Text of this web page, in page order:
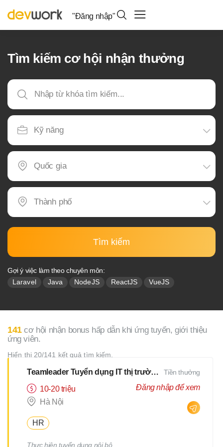
"Đăng nhập"
Tìm kiếm cơ hội nhận thưởng
Tìm kiếm
Gợi ý việc làm theo chuyên môn:
Laravel Java NodeJS ReactJS VueJS
141cơ hội nhận bonus hấp dẫn khi ứng tuyển, giới thiệu
ứng viên.
Hiển thị 20/141 kết quả tìm kiếm.
Teamleader Tuyển dụng IT thị trường Nhật
10-20 triệu
Hà Nội
HR
Thực hiện tuyển dụng nội bộ
Tiền thưởng
Đăng nhập để xem